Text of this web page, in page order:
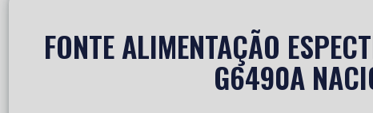
FONTE ALIMENTAÇÃO
G6490A